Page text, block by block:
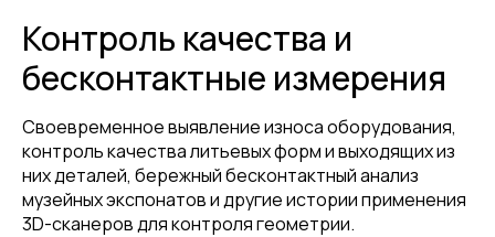
Контроль качества и
бесконтактные измерения
Своевременное выявление износа оборудования,
контроль качества литьевых форм и выходящих из
них деталей, бережный бесконтактный анализ
музейных экспонатов и другие истории применения
3D-сканеров для контроля геометрии.